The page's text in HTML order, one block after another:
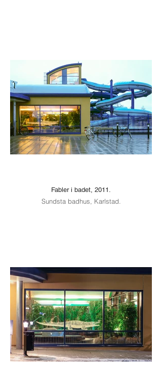
Fabler i badet, 2011.
Sundsta badhus, Karlstad.